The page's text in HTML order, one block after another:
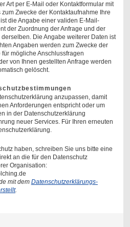
Art per E-Mail oder Kontaktformular mit
Zwecke der Kontaktaufnahme Ihre
die Angabe einer validen E-Mail-
der Zuordnung der Anfrage und der
Die Angabe weiterer Daten ist
Angaben werden zum Zwecke der
mögliche Anschlussfragen
von Ihnen gestellten Anfrage werden
gelöscht.
anzupassen, damit
Anforderungen entspricht oder um
in der Datenschutzerklärung
neuer Services. Für Ihren erneuten
haben, schreiben Sie uns bitte eine
an die für den Datenschutz
Organisation:
mit dem Datenschutzerklärungs-
.